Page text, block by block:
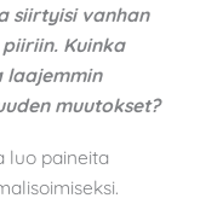
siirtyisi vanhan
Kuinka
laajemmin
muutokset?
luo paineita